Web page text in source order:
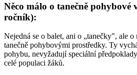
Něco málo o tanečně pohybové
ročník):
Nejedná se o balet, ani o „tanečky", ale
tanečně pohybovými prostředky. Ty
pohybu, nevyžadují speciální
celé populaci žáků.